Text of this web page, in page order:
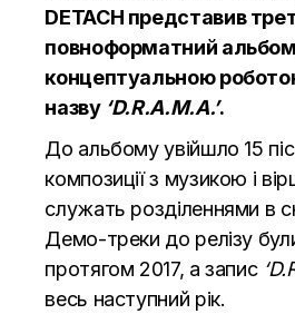
DETACH представив
повноформатний
концептуальною
назву ‘D.R.A.M.A.’.
До альбому увійшло 15
композиції з музикою і
служать розділеннями в
Демо-треки до релізу були
протягом 2017, а запис
весь наступний рік.